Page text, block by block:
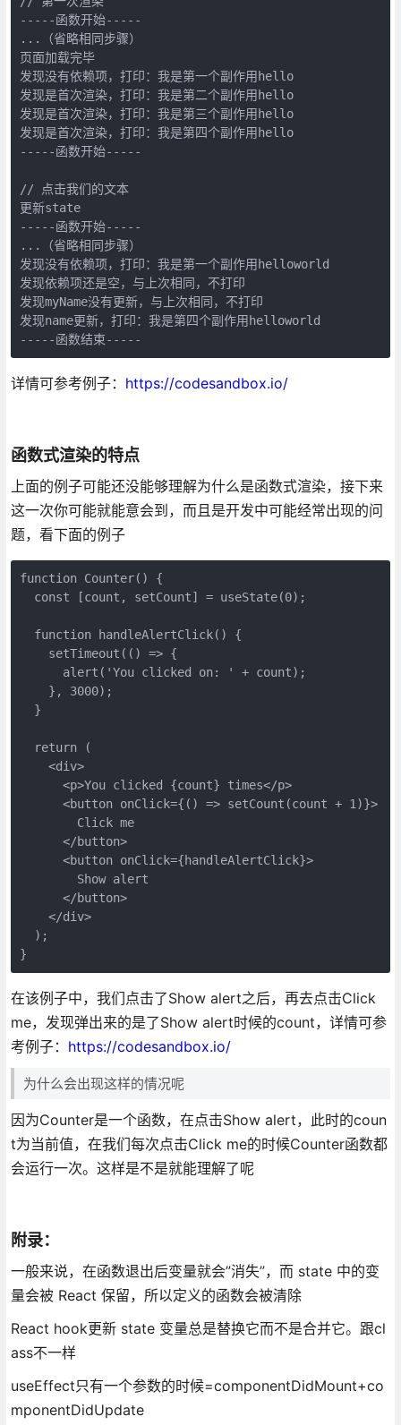
-----函数开始-----
...（省略相同步骤）
页面加载完毕
发现没有依赖项，打印：我是第一个副作用hello
发现是首次渲染，打印：我是第二个副作用hello
发现是首次渲染，打印：我是第三个副作用hello
发现是首次渲染，打印：我是第四个副作用hello
-----函数开始-----
// 点击我们的文本
更新state
-----函数开始-----
...（省略相同步骤）
发现没有依赖项，打印：我是第一个副作用helloworld
发现依赖项还是空，与上次相同，不打印
发现myName没有更新，与上次相同，不打印
-----函数结束-----
详情可参考例子： https://codesandbox.io/
函数式渲染的特点
上面的例子可能还没能够理解为什么是函数式渲染，接下来
这一次你可能就能意会到，而且是开发中可能经常出现的问
题，看下面的例子
function Counter( ) {
const [count, setCount] = useState(0);
function handleAlertClick( ) {
    setTimeout(
() => {
      alert(
'You clicked on: '
+ count);
    },
3000);
  }
return (
<div>
<p>You clicked {count} times</p>
<button onClick={() => setCount(count + 1)}>
        Click me
</button>
<button onClick={handleAlertClick}>
        Show alert
</button>
</div>
  );
}
在该例子中，我们点击了Show alert之后，再去点击Click
me，发现弹出来的是了Show alert时候的count，详情可参
考例子： https://codesandbox.io/
为什么会出现这样的情况呢
因为Counter是一个函数，在点击Show alert，此时的coun
t为当前值，在我们每次点击Click me的时候Counter函数都
会运行一次。这样是不是就能理解了呢
附录：
一般来说，在函数退出后变量就会”消失”，而 state 中的变
量会被 React 保留，所以定义的函数会被清除
React hook更新 state 变量总是替换它而不是合并它。跟cl
ass不一样
useEffect只有一个参数的时候=componentDidMount+co
mponentDidUpdate